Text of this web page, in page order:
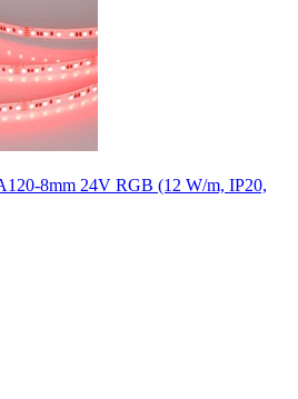
8mm 24V RGB (12 W/m, IP20,